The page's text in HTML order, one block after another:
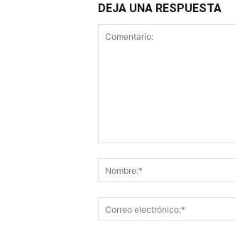
DEJA UNA RESPUESTA